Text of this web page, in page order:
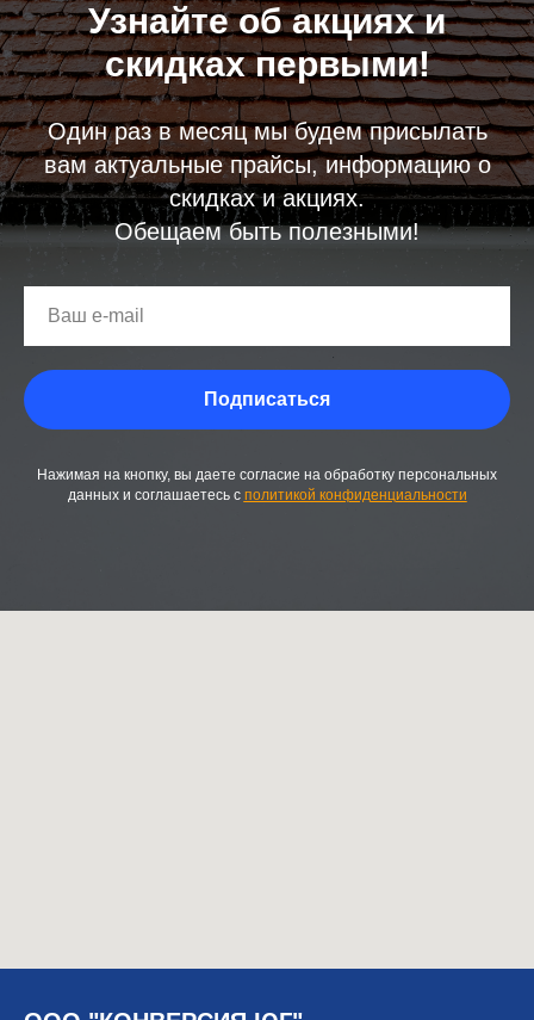
Узнайте об акциях и
скидках первыми!
Один раз в месяц мы будем присылать
вам актуальные прайсы, информацию о
скидках и акциях.
Обещаем быть полезными!
Подписаться
Нажимая на кнопку, вы даете согласие на обработку персональных
данных и соглашаетесь c политикой конфиденциальности